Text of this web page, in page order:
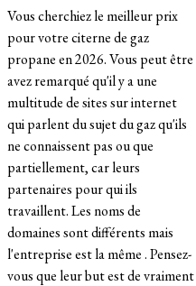
Vous cherchiez le meilleur prix
pour votre citerne de gaz
propane en 2026. Vous peut être
avez remarqué qu'il y a une
multitude de sites sur internet
qui parlent du sujet du gaz qu'ils
ne connaissent pas ou que
partiellement, car leurs
partenaires pour qui ils
travaillent. Les noms de
domaines sont différents mais
l'entreprise est la même . Pensez-
vous que leur but est de vraiment